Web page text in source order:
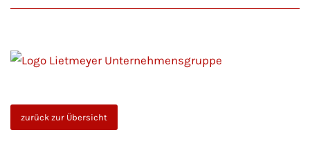
zurück zur Übersicht